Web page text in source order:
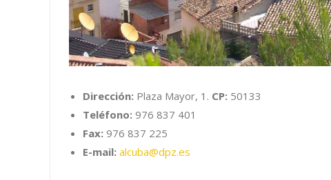
Dirección: Plaza Mayor, 1. CP: 50133
Teléfono: 976 837 401
Fax: 976 837 225
E-mail: alcuba@dpz.es